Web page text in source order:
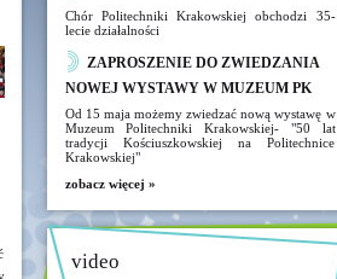
Chór Politechniki Krakowskiej obchodzi 35-
lecie działalności
ZAPROSZENIE DO ZWIEDZANIA
NOWEJ WYSTAWY W MUZEUM PK
Od 15 maja możemy zwiedzać nową wystawę w
Muzeum Politechniki Krakowskiej- "50 lat
tradycji Kościuszkowskiej na Politechnice
Krakowskiej"
zobacz więcej »
video